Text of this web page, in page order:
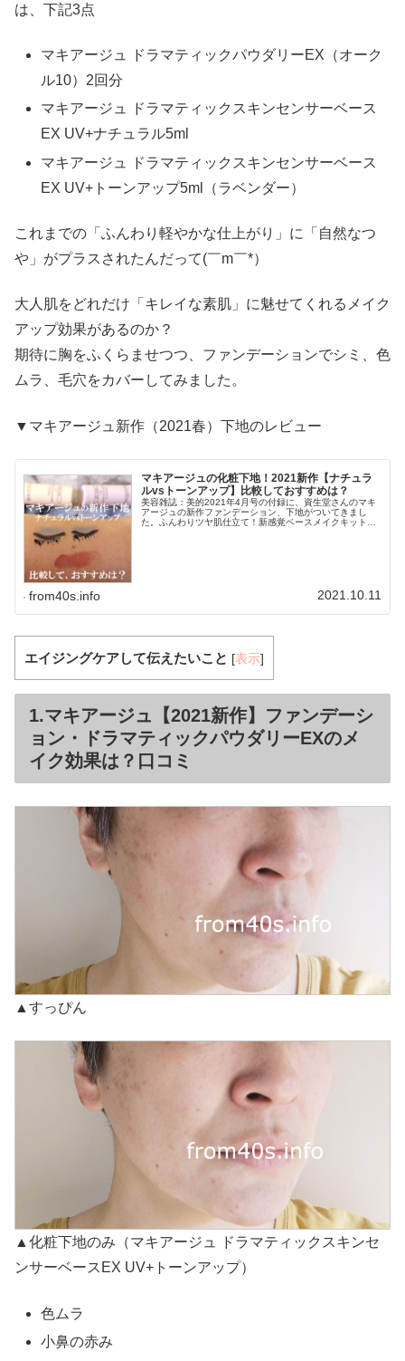
は、下記3点
マキアージュ ドラマティックパウダリーEX（オーク
ル10）2回分
マキアージュ ドラマティックスキンセンサーベース
EX UV+ナチュラル5ml
マキアージュ ドラマティックスキンセンサーベース
EX UV+トーンアップ5ml（ラベンダー）
これまでの「ふんわり軽やかな仕上がり」に「自然なつ
や」がプラスされたんだって(￣m￣*）
大人肌をどれだけ「キレイな素肌」に魅せてくれるメイク
アップ効果があるのか？
期待に胸をふくらませつつ、ファンデーションでシミ、色
ムラ、毛穴をカバーしてみました。
▼マキアージュ新作（2021春）下地のレビュー
マキアージュの化粧下地！2021新作【ナチュラ
ルvsトーンアップ】比較しておすすめは？
美容雑誌：美的2021年4月号の付録に、資生堂さんのマキ
アージュの新作ファンデーション、下地がついてきまし
た。ふんわりツヤ肌仕立て！新感覚ベースメイクキットの
from40s.info 2021.10.11
エイジングケアして伝えたいこと [表示]
1.マキアージュ【2021新作】ファンデーシ
ョン・ドラマティックパウダリーEXのメ
イク効果は？口コミ
▲すっぴん
▲化粧下地のみ（マキアージュ ドラマティックスキンセ
ンサーベースEX UV+トーンアップ）
色ムラ
小鼻の赤み